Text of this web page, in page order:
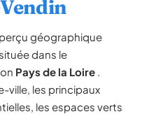
géographique
dans le
Pays de la Loire .
ville, les principaux
les espaces verts